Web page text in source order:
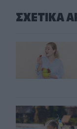
ΣΧΕΤΙΚA
Τα φρούτα που
Παιδιά στην